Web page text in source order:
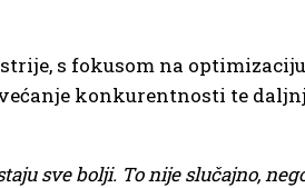
s fokusom na
konkurentnosti te
sve bolji. To nije slučajno,